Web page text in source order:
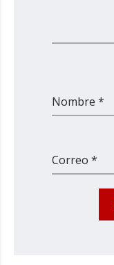
Nombre *
Correo *